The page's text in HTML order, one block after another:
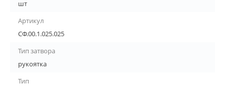
шт
Артикул
СФ.00.1.025.025
Тип затвора
рукоятка
Тип